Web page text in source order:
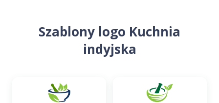
Szablony logo Kuchnia
indyjska